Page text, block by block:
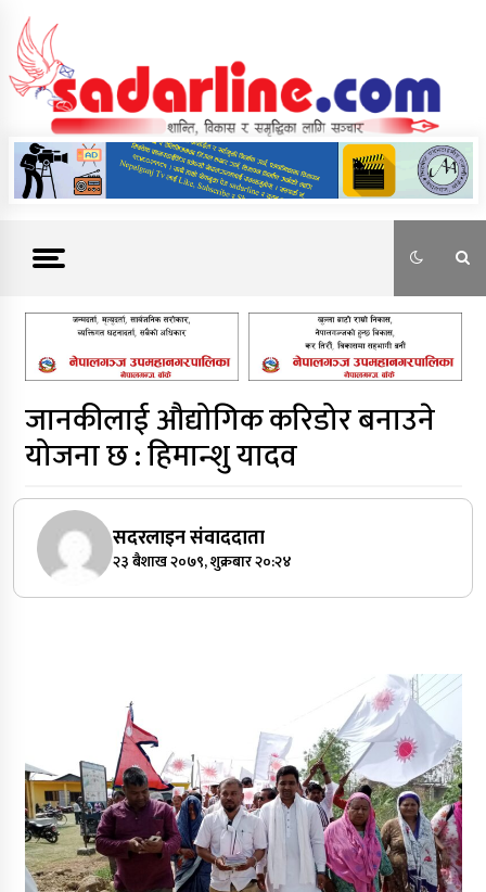
content
News For Nepal
जानकीलाई औद्योगिक करिडोर बनाउने
योजना छ : हिमान्शु यादव
सदरलाइन संवाददाता
२३ बैशाख २०७९, शुक्रबार २०:२४